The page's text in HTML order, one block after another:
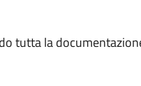
tutta la